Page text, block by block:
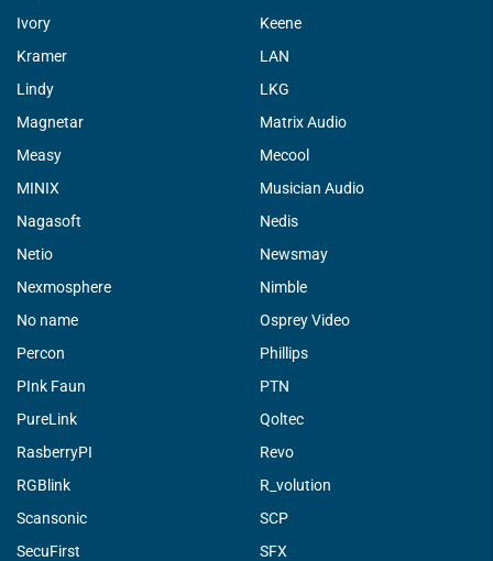
Ivory
Keene
Kramer
LAN
Lindy
LKG
Magnetar
Matrix Audio
Measy
Mecool
MINIX
Musician Audio
Nagasoft
Nedis
Netio
Newsmay
Nexmosphere
Nimble
No name
Osprey Video
Percon
Phillips
PInk Faun
PTN
PureLink
Qoltec
RasberryPI
Revo
RGBlink
R_volution
Scansonic
SCP
SecuFirst
SFX